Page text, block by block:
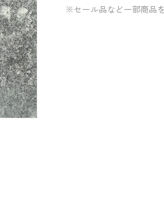
※セール品など一部商品